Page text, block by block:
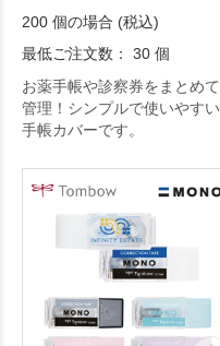
200 個の場合 (税込)
最低ご注文数： 30 個
お薬手帳や診察券をまとめて
管理！シンプルで使いやすい
手帳カバーです。